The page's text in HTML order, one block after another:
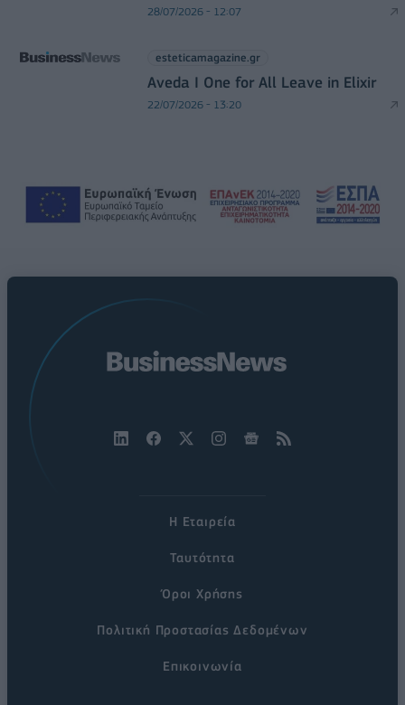
28/07/2026 - 12:07
esteticamagazine.gr
Aveda I One for All Leave in Elixir
22/07/2026 - 13:20
Η Εταιρεία
Ταυτότητα
Όροι Χρήσης
Πολιτική Προστασίας Δεδομένων
Επικοινωνία